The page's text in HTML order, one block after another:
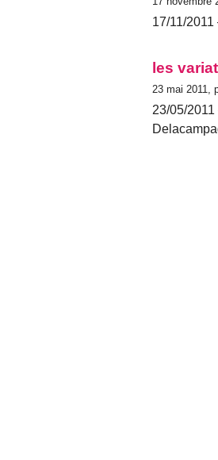
17/11/
les
23 mai 2011,
23/05/